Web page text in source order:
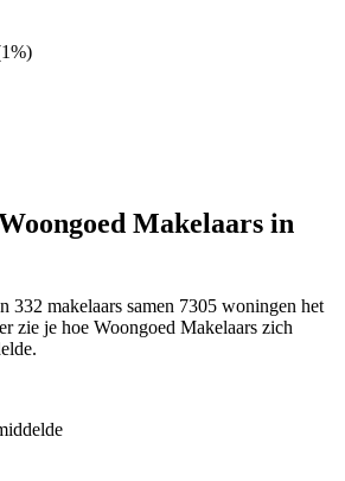
Makelaars in
332 makelaars samen 7305 woningen het
zie je hoe Woongoed Makelaars zich